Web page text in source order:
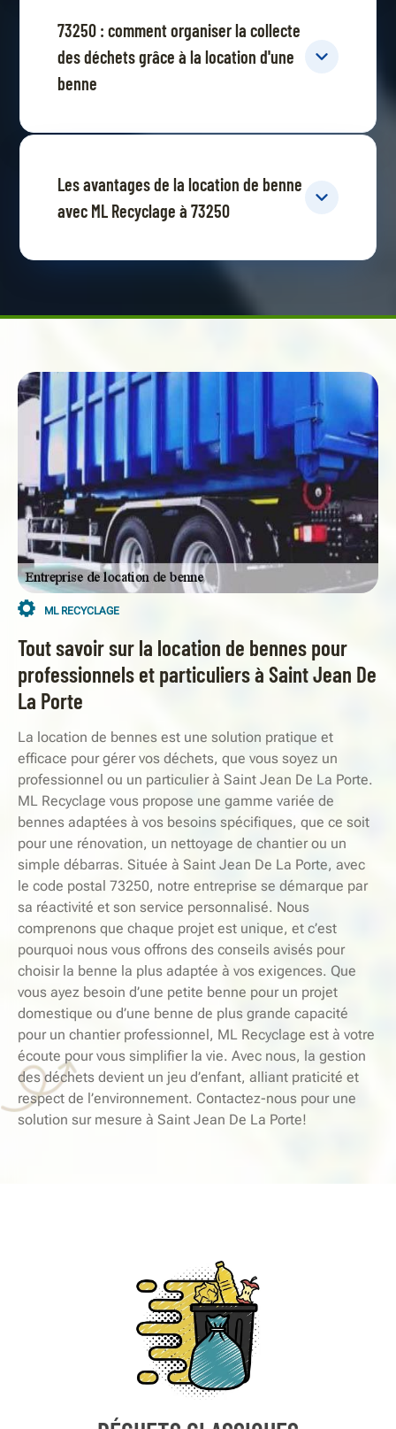
73250 : comment organiser la collecte
des déchets grâce à la location d'une
benne
Les avantages de la location de benne
avec ML Recyclage à 73250
ML RECYCLAGE
Tout savoir sur la location de bennes pour
professionnels et particuliers à Saint Jean De
La Porte
La location de bennes est une solution pratique et
efficace pour gérer vos déchets, que vous soyez un
professionnel ou un particulier à Saint Jean De La Porte.
ML Recyclage vous propose une gamme variée de
bennes adaptées à vos besoins spécifiques, que ce soit
pour une rénovation, un nettoyage de chantier ou un
simple débarras. Située à Saint Jean De La Porte, avec
le code postal 73250, notre entreprise se démarque par
sa réactivité et son service personnalisé. Nous
comprenons que chaque projet est unique, et c’est
pourquoi nous vous offrons des conseils avisés pour
choisir la benne la plus adaptée à vos exigences. Que
vous ayez besoin d’une petite benne pour un projet
domestique ou d’une benne de plus grande capacité
pour un chantier professionnel, ML Recyclage est à votre
écoute pour vous simplifier la vie. Avec nous, la gestion
des déchets devient un jeu d’enfant, alliant praticité et
respect de l’environnement. Contactez-nous pour une
solution sur mesure à Saint Jean De La Porte!